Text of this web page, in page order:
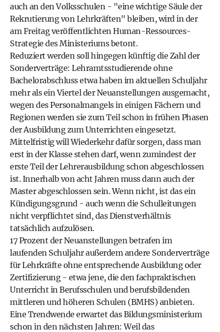
auch an den Volksschulen - "eine wichtige Säule der
Rekrutierung von Lehrkräften" bleiben, wird in der
am Freitag veröffentlichten Human-Ressources-
Strategie des Ministeriums betont.
Reduziert werden soll hingegen künftig die Zahl der
Sonderverträge: Lehramtsstudierende ohne
Bachelorabschluss etwa haben im aktuellen Schuljahr
mehr als ein Viertel der Neuanstellungen ausgemacht,
wegen des Personalmangels in einigen Fächern und
Regionen werden sie zum Teil schon in frühen Phasen
der Ausbildung zum Unterrichten eingesetzt.
Mittelfristig will Wiederkehr dafür sorgen, dass man
erst in der Klasse stehen darf, wenn zumindest der
erste Teil der Lehrerausbildung schon abgeschlossen
ist. Innerhalb von acht Jahren muss dann auch der
Master abgeschlossen sein. Wenn nicht, ist das ein
Kündigungsgrund - auch wenn die Schulleitungen
nicht verpflichtet sind, das Dienstverhältnis
tatsächlich aufzulösen.
17 Prozent der Neuanstellungen betrafen im
laufenden Schuljahr außerdem andere Sonderverträge
für Lehrkräfte ohne entsprechende Ausbildung oder
Zertifizierung - etwa jene, die den fachpraktischen
Unterricht in Berufsschulen und berufsbildenden
mittleren und höheren Schulen (BMHS) anbieten.
Eine Trendwende erwartet das Bildungsministerium
schon in den nächsten Jahren: Weil das